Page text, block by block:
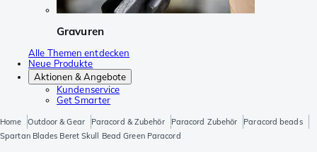
Gravuren
Alle Themen entdecken
Neue Produkte
Aktionen & Angebote
Kundenservice
Get Smarter
Home Outdoor & Gear Paracord & Zubehör Paracord Zubehör
Paracord beads
Spartan Blades Beret Skull Bead Green Paracord